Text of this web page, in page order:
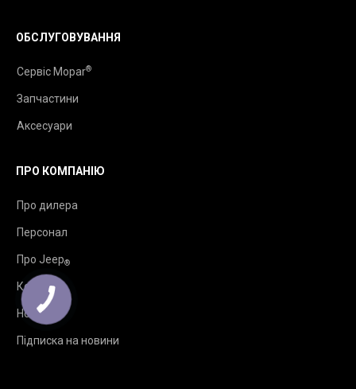
ОБСЛУГОВУВАННЯ
Сервіс Mopar®
Запчастини
Аксесуари
ПРО КОМПАНІЮ
Про дилера
Персонал
Про Jeep®
Контакти
Новини
Підписка на новини